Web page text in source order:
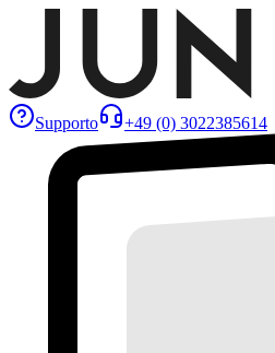
Supporto +49 (0) 3022385614